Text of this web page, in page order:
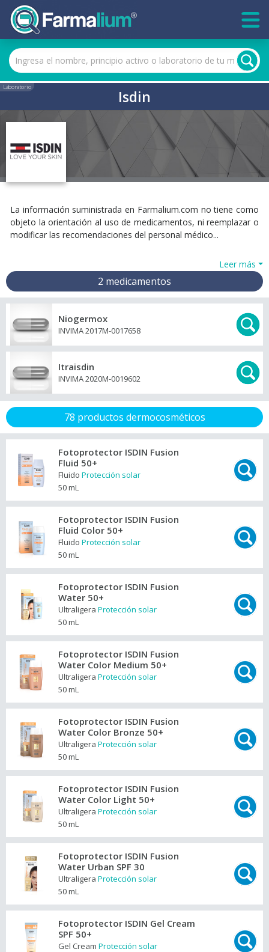
Laboratorio
Isdin
La información suministrada en Farmalium.com no tiene como
objeto la orientación al uso de medicamentos, ni reemplazar o
modificar las recomendaciones del personal médico...
Leer más
2 medicamentos
Niogermox
INVIMA 2017M-0017658
Itraisdin
INVIMA 2020M-0019602
78 productos dermocosméticos
Fotoprotector ISDIN Fusion
Fluid 50+
Fluido Protección solar
50 mL
Fotoprotector ISDIN Fusion
Fluid Color 50+
Fluido Protección solar
50 mL
Fotoprotector ISDIN Fusion
Water 50+
Ultraligera Protección solar
50 mL
Fotoprotector ISDIN Fusion
Water Color Medium 50+
Ultraligera Protección solar
50 mL
Fotoprotector ISDIN Fusion
Water Color Bronze 50+
Ultraligera Protección solar
50 mL
Fotoprotector ISDIN Fusion
Water Color Light 50+
Ultraligera Protección solar
50 mL
Fotoprotector ISDIN Fusion
Water Urban SPF 30
Ultraligera Protección solar
50 mL
Fotoprotector ISDIN Gel Cream
SPF 50+
Gel Cream Protección solar